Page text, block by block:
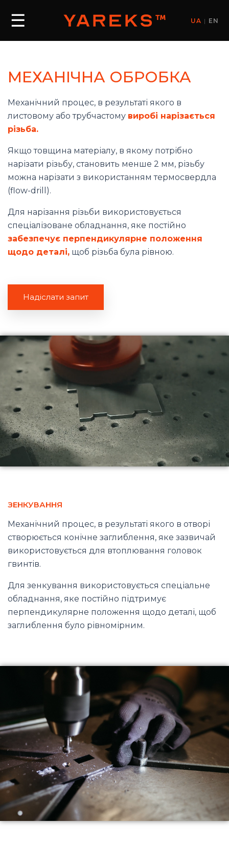
☰ UA | EN
МЕХАНІЧНА ОБРОБКА
Механічний процес, в результаті якого в
листовому або трубчастому виробі нарізається
різьба.
Якщо товщина матеріалу, в якому потрібно
нарізати різьбу, становить менше 2 мм, різьбу
можна нарізати з використанням термосвердла
(flow-drill).
Для нарізання різьби використовується
спеціалізоване обладнання, яке постійно
забезпечує перпендикулярне положення
щодо деталі, щоб різьба була рівною.
Надіслати запит
ЗЕНКУВАННЯ
Механічний процес, в результаті якого в отворі
створюється конічне заглиблення, яке зазвичай
використовується для втоплювання головок
гвинтів.
Для зенкування використовується спеціальне
обладнання, яке постійно підтримує
перпендикулярне положення щодо деталі, щоб
заглиблення було рівномірним.